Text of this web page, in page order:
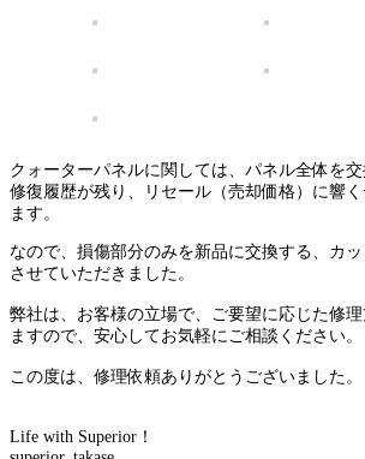
クォーターパネルに関しては、パネル全体を交
修復履歴が残り、リセール（売却価格）に響
ます。
なので、損傷部分のみを新品に交換する、カ
させていただきました。
弊社は、お客様の立場で、ご要望に応じた修
ますので、安心してお気軽にご相談ください。
この度は、修理依頼ありがとうございました。
Life with Superior！